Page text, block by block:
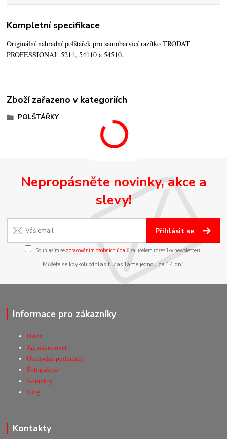
Kompletní specifikace
Originální náhradní polštářek pro samobarvicí razítko TRODAT
PROFESSIONAL 5211, 54110 a 54510.
Zboží zařazeno v kategoriích
POLŠTÁŘKY
Nepropásněte novinky, akce a
slevy!
Přihlásit se
Souhlasím se zpracováním osobních údajůza účelem rozesílky newsletteru.
Můžete se kdykoli odhlásit. Zasíláme jednou za 14 dní.
Informace pro zákazníky
O nás
Jak nakupovat
Obchodní podmínky
Fotogalerie
Kontakty
Blog
Kontakty